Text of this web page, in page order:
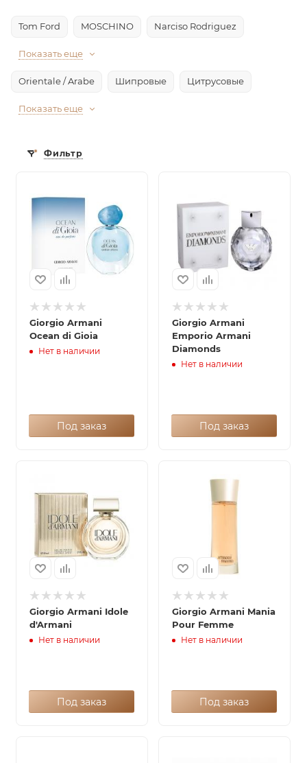
Tom Ford MOSCHINO Narciso Rodriguez
Показать еще
Orientale / Arabe Шипровые Цитрусовые
Показать еще
Фильтр
Giorgio Armani
Ocean di Gioia
Нет в наличии
Под заказ
Giorgio Armani
Emporio Armani
Diamonds
Нет в наличии
Под заказ
Giorgio Armani Idole
d'Armani
Нет в наличии
Под заказ
Giorgio Armani Mania
Pour Femme
Нет в наличии
Под заказ